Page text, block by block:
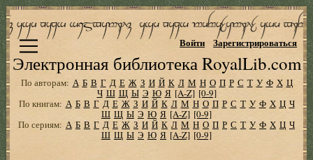
Электронная библиотека RoyalLib.com
Войти Зарегистрироваться
По авторам: А Б В Г Д Е Ж З И Й К Л М Н О П Р С Т У Ф Х Ц
Ч Ш Щ Ы Э Ю Я [A-Z] [0-9]
По книгам: А Б В Г Д Е Ж З И Й К Л М Н О П Р С Т У Ф Х Ц Ч
Ш Щ Ы Э Ю Я [A-Z] [0-9]
По сериям: А Б В Г Д Е Ж З И Й К Л М Н О П Р С Т У Ф Х Ц Ч
Ш Щ Ы Э Ю Я [A-Z] [0-9]